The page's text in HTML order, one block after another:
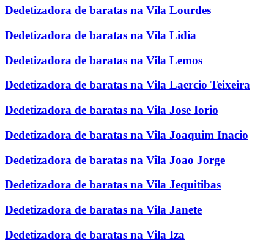
Dedetizadora de baratas na Vila Lourdes
Dedetizadora de baratas na Vila Lidia
Dedetizadora de baratas na Vila Lemos
Dedetizadora de baratas na Vila Laercio Teixeira
Dedetizadora de baratas na Vila Jose Iorio
Dedetizadora de baratas na Vila Joaquim Inacio
Dedetizadora de baratas na Vila Joao Jorge
Dedetizadora de baratas na Vila Jequitibas
Dedetizadora de baratas na Vila Janete
Dedetizadora de baratas na Vila Iza